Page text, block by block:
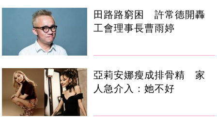
田路路窮困 許常德開轟
工會理事長曹雨婷
亞莉安娜瘦成排骨精 家
人急介入：她不好